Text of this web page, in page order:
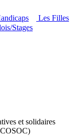
Les Filles
Stages
et solidaires